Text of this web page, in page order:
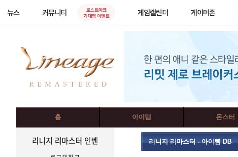
뉴스 커뮤니티
로스트아크
기대평 이벤트
게임캘린더 게이머존
홈 아이템 몬스터
리니지 리마스터 인벤 리니지 리마스터 - 아이템 DB